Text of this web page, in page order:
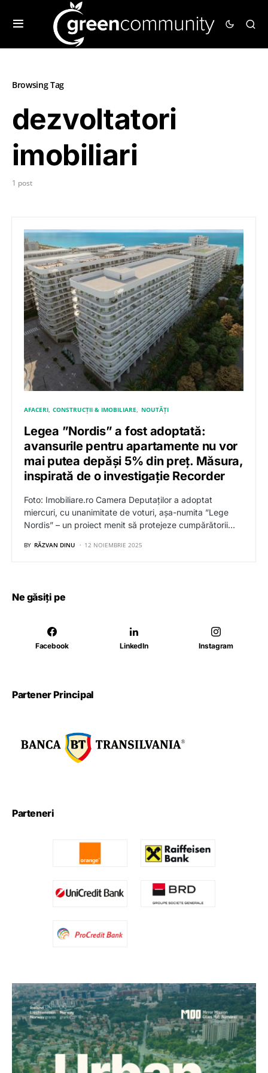
Browsing Tag
dezvoltatori
imobiliari
1 post
AFACERI CONSTRUCȚII & IMOBILIARE NOUTĂȚI
Legea ”Nordis” a fost adoptată:
avansurile pentru apartamente nu vor
mai putea depăși 5% din preț. Măsura,
inspirată de o investigație Recorder
Foto: Imobiliare.ro Camera Deputaților a adoptat
miercuri, cu unanimitate de voturi, așa-numita ”Lege
Nordis” – un proiect menit să protejeze cumpărătorii…
BY RĂZVAN DINU 12 NOIEMBRIE 2025
Ne găsiți pe
Facebook LinkedIn Instagram
Partener Principal
Parteneri